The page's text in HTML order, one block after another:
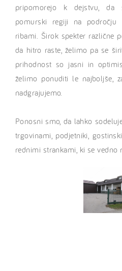
pripomorejo k dejstvu,
pomurski regiji na področju
ribami. Širok spekter različne
da hitro raste, želimo pa se
prihodnost so jasni in
želimo ponuditi le najboljše,
nadgrajujemo.
Ponosni smo, da lahko
trgovinami, podjetniki,
rednimi strankami, ki se vedno